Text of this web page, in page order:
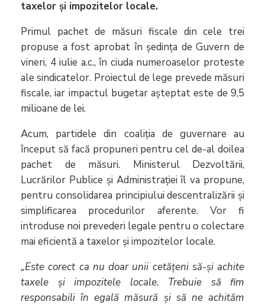
taxelor și impozitelor locale.
Primul pachet de măsuri fiscale din cele trei
propuse a fost aprobat în ședința de Guvern de
vineri, 4 iulie a.c., în ciuda numeroaselor proteste
ale sindicatelor. Proiectul de lege prevede măsuri
fiscale, iar impactul bugetar așteptat este de 9,5
milioane de lei.
Acum, partidele din coaliția de guvernare au
început să facă propuneri pentru cel de-al doilea
pachet de măsuri. Ministerul Dezvoltării,
Lucrărilor Publice și Administrației îl va propune,
pentru consolidarea principiului descentralizării și
simplificarea procedurilor aferente. Vor fi
introduse noi prevederi legale pentru o colectare
mai eficientă a taxelor și impozitelor locale.
„Este corect ca nu doar unii cetățeni să-și achite
taxele și impozitele locale. Trebuie să fim
responsabili în egală măsură și să ne achităm